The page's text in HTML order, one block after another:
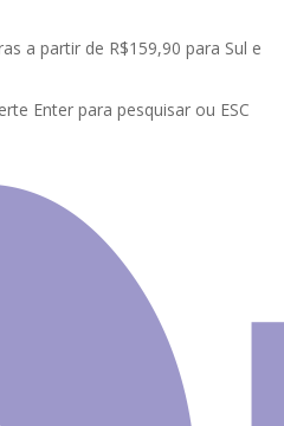
a partir de R$159,90 para Sul e
Enter para pesquisar ou ESC
parede
com “papel de parede esporte”